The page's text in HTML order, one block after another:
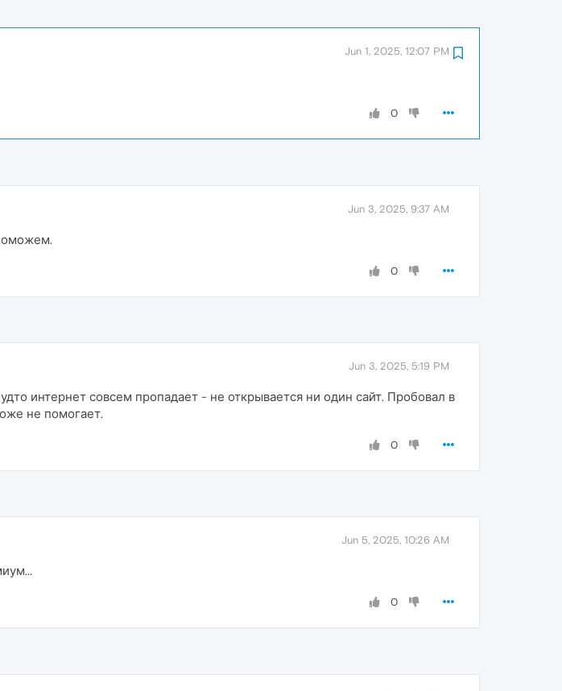
Jun 1, 2025, 12:07 PM
0
Jun 3, 2025, 9:37 AM
0
Jun 3, 2025, 5:19 PM
интернет совсем пропадает - не открывается ни один сайт. Пробовал в
не помогает.
0
Jun 5, 2025, 10:26 AM
0